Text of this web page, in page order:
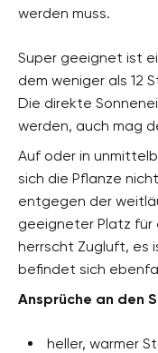
werden muss.
Super geeignet ist
dem weniger als 12
Die direkte
werden, auch mag
Auf oder in
sich die Pflanze
entgegen der
geeigneter Platz für
herrscht Zugluft, es
befindet sich
Ansprüche an den
heller, warmer